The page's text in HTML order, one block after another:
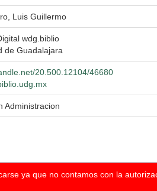
Luis Guillermo
wdg.biblio
de Guadalajara
20.500.12104/46680
Administracion
ya que no contamos con la